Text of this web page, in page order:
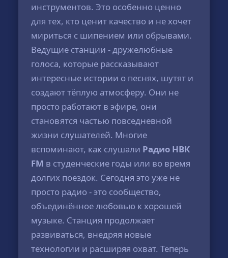
инструментов. Это особенно ценно
для тех, кто ценит качество и не хочет
мириться с шипением или обрывами.
Ведущие станции - дружелюбные
голоса, которые рассказывают
интересные истории о песнях, шутят и
создают тёплую атмосферу. Они не
просто работают в эфире, они
становятся частью повседневной
жизни слушателей. Многие
вспоминают, как слушали Радио НВК
FM в студенческие годы или во время
долгих поездок. Сегодня это уже не
просто радио - это сообщество,
объединённое любовью к хорошей
музыке. Станция продолжает
развиваться, внедряя новые
технологии и расширяя охват. Теперь